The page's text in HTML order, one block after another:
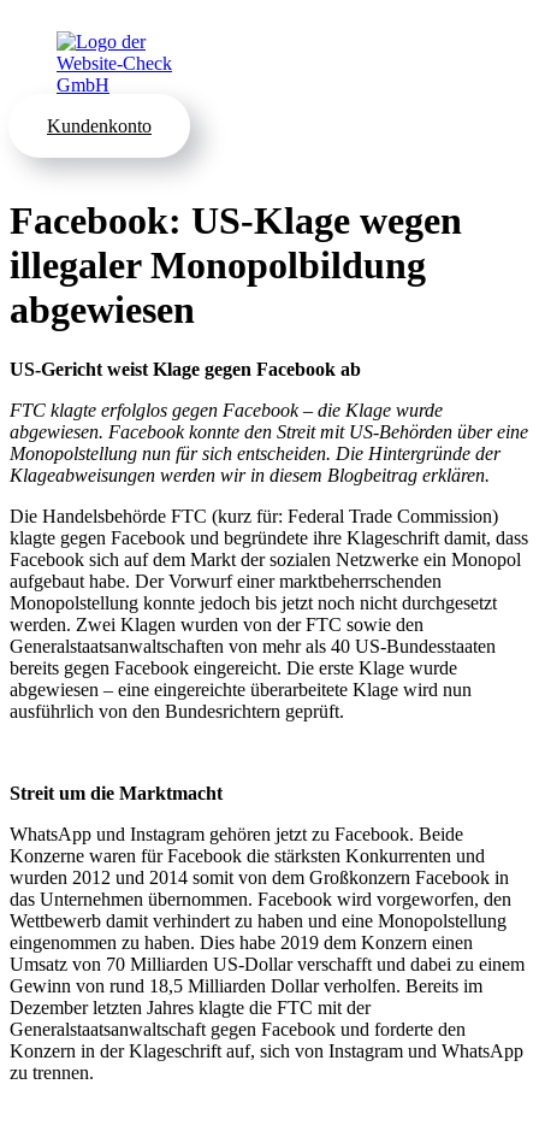
Kundenkonto
Facebook: US-Klage wegen
illegaler Monopolbildung
abgewiesen
US-Gericht weist Klage gegen Facebook ab
FTC klagte erfolglos gegen Facebook – die Klage wurde
abgewiesen. Facebook konnte den Streit mit US-Behörden über eine
Monopolstellung nun für sich entscheiden. Die Hintergründe der
Klageabweisungen werden wir in diesem Blogbeitrag erklären.
Die Handelsbehörde FTC (kurz für: Federal Trade Commission)
klagte gegen Facebook und begründete ihre Klageschrift damit, dass
Facebook sich auf dem Markt der sozialen Netzwerke ein Monopol
aufgebaut habe. Der Vorwurf einer marktbeherrschenden
Monopolstellung konnte jedoch bis jetzt noch nicht durchgesetzt
werden. Zwei Klagen wurden von der FTC sowie den
Generalstaatsanwaltschaften von mehr als 40 US-Bundesstaaten
bereits gegen Facebook eingereicht. Die erste Klage wurde
abgewiesen – eine eingereichte überarbeitete Klage wird nun
ausführlich von den Bundesrichtern geprüft.
Streit um die Marktmacht
WhatsApp und Instagram gehören jetzt zu Facebook. Beide
Konzerne waren für Facebook die stärksten Konkurrenten und
wurden 2012 und 2014 somit von dem Großkonzern Facebook in
das Unternehmen übernommen. Facebook wird vorgeworfen, den
Wettbewerb damit verhindert zu haben und eine Monopolstellung
eingenommen zu haben. Dies habe 2019 dem Konzern einen
Umsatz von 70 Milliarden US-Dollar verschafft und dabei zu einem
Gewinn von rund 18,5 Milliarden Dollar verholfen. Bereits im
Dezember letzten Jahres klagte die FTC mit der
Generalstaatsanwaltschaft gegen Facebook und forderte den
Konzern in der Klageschrift auf, sich von Instagram und WhatsApp
zu trennen.